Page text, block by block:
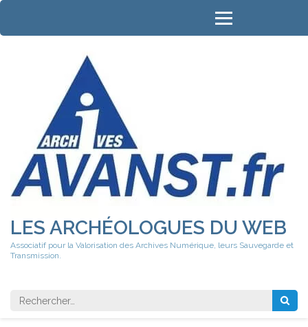
Aller
contenu
LES ARCHÉOLOGUES DU WEB
Associatif pour la Valorisation des Archives Numérique, leurs Sauvegarde et
Transmission.
Rechercher